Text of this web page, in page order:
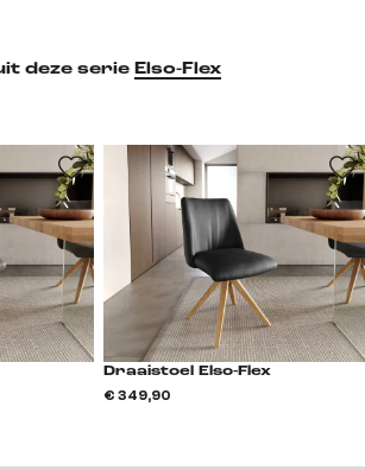
deze serie Elso-Flex
Draaistoel Elso-Flex
€ 349,90